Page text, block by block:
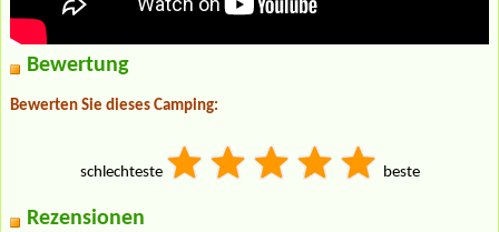
Bewertung
Bewerten Sie dieses Camping:
schlechteste beste
Rezensionen